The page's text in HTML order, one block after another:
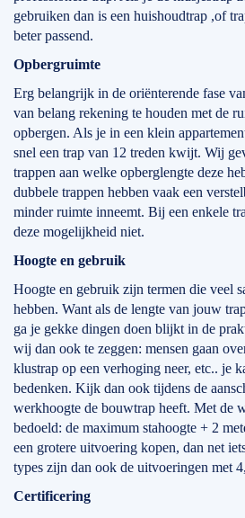
gebruiken dan is een huishoudtrap ,of
beter passend.
Opbergruimte
Erg belangrijk in de oriënterende fase
van belang rekening te houden met de
opbergen. Als je in een klein
snel een trap van 12 treden kwijt. Wij
trappen aan welke opberglengte deze
dubbele trappen hebben vaak een
minder ruimte inneemt. Bij een enkele
deze mogelijkheid niet.
Hoogte en gebruik
Hoogte en gebruik zijn termen die veel
hebben. Want als de lengte van jouw
ga je gekke dingen doen blijkt in de
wij dan ook te zeggen: mensen gaan
klustrap op een verhoging neer, etc.. je
bedenken. Kijk dan ook tijdens de
werkhoogte de bouwtrap heeft. Met de
bedoeld: de maximum stahoogte + 2
een grotere uitvoering kopen, dan net
types zijn dan ook de uitvoeringen met
Certificering